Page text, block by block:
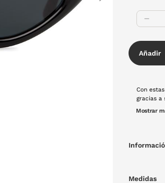
Añadir
Con
gracias a su
en uno!
Mostrar
Medidas